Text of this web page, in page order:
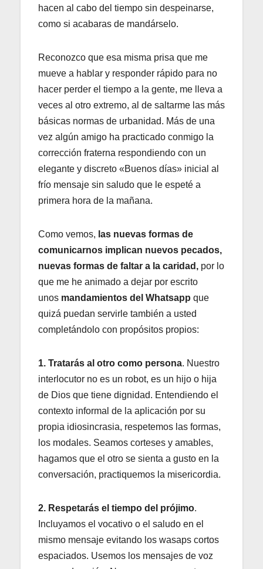
hacen al cabo del tiempo sin despeinarse,
como si acabaras de mandárselo.
Reconozco que esa misma prisa que me
mueve a hablar y responder rápido para no
hacer perder el tiempo a la gente, me lleva a
veces al otro extremo, al de saltarme las más
básicas normas de urbanidad. Más de una
vez algún amigo ha practicado conmigo la
corrección fraterna respondiendo con un
elegante y discreto «Buenos días» inicial al
frío mensaje sin saludo que le espeté a
primera hora de la mañana.
Como vemos, las nuevas formas de
comunicarnos implican nuevos pecados,
nuevas formas de faltar a la caridad, por lo
que me he animado a dejar por escrito
unos mandamientos del Whatsapp que
quizá puedan servirle también a usted
completándolo con propósitos propios:
1. Tratarás al otro como persona. Nuestro
interlocutor no es un robot, es un hijo o hija
de Dios que tiene dignidad. Entendiendo el
contexto informal de la aplicación por su
propia idiosincrasia, respetemos las formas,
los modales. Seamos corteses y amables,
hagamos que el otro se sienta a gusto en la
conversación, practiquemos la misericordia.
2. Respetarás el tiempo del prójimo.
Incluyamos el vocativo o el saludo en el
mismo mensaje evitando los wasaps cortos
espaciados. Usemos los mensajes de voz